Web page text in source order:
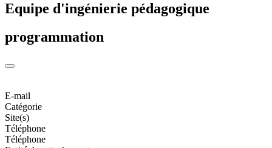
Equipe d'ingénierie pédagogique
programmation
E-mail
Catégorie
Site(s)
Téléphone
Téléphone